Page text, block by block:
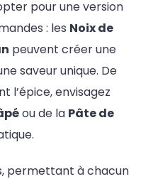
pour une version
: les Noix de
peuvent créer une
saveur unique. De
l’épice, envisagez
ou de la Pâte de
permettant à chacun